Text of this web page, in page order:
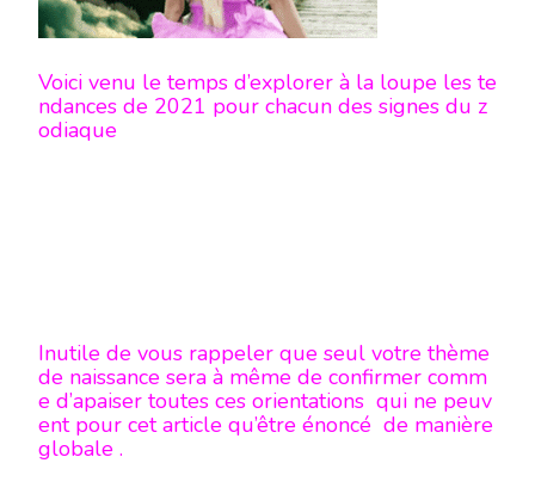
EST
PROSCRIT
Voici venu le temps d’explorer à la loupe les te
ndances de 2021 pour chacun des signes du z
odiaque
Inutile de vous rappeler que seul votre thème
de naissance sera à même de confirmer comm
e d’apaiser toutes ces orientations qui ne peuv
ent pour cet article qu’être énoncé de manière
globale .